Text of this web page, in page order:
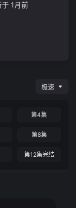
1月前
极速
第4集
第8集
第12集完结